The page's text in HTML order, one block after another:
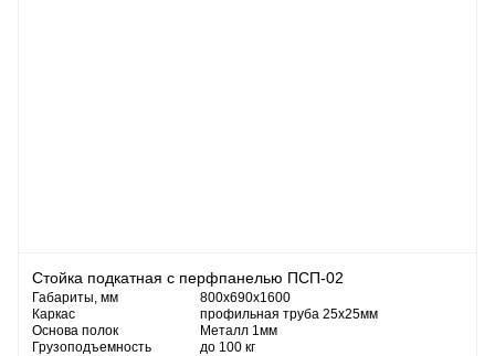
Стойка подкатная с перфпанелью ПСП-02
Габариты, мм
800x690х1600
Каркас
профильная труба 25х25мм
Основа полок
Металл 1мм
Грузоподъемность
до 100 кг